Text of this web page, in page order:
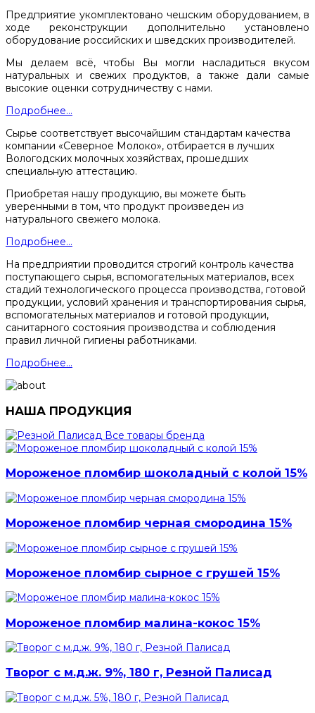
Предприятие укомплектовано чешским оборудованием, в
ходе реконструкции дополнительно установлено
оборудование российских и шведских производителей.
Мы делаем всё, чтобы Вы могли насладиться вкусом
натуральных и свежих продуктов, а также дали самые
высокие оценки сотрудничеству с нами.
Подробнее...
Сырье соответствует высочайшим стандартам качества
компании «Северное Молоко», отбирается в лучших
Вологодских молочных хозяйствах, прошедших
специальную аттестацию.
Приобретая нашу продукцию, вы можете быть
уверенными в том, что продукт произведен из
натурального свежего молока.
Подробнее...
На предприятии проводится строгий контроль качества
поступающего сырья, вспомогательных материалов, всех
стадий технологического процесса производства, готовой
продукции, условий хранения и транспортирования сырья,
вспомогательных материалов и готовой продукции,
санитарного состояния производства и соблюдения
правил личной гигиены работниками.
Подробнее...
НАША ПРОДУКЦИЯ
Все товары бренда
Мороженое пломбир шоколадный с колой 15%
Мороженое пломбир черная смородина 15%
Мороженое пломбир сырное с грушей 15%
Мороженое пломбир малина-кокос 15%
Творог с м.д.ж. 9%, 180 г, Резной Палисад